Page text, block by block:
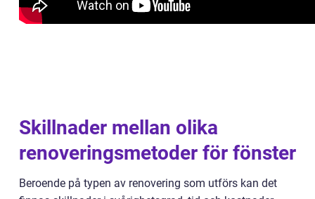
Skillnader mellan olika
renoveringsmetoder för fönster
Beroende på typen av renovering som utförs kan det